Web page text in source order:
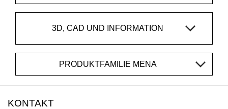
3D, CAD UND INFORMATION
PRODUKTFAMILIE MENA
KONTAKT